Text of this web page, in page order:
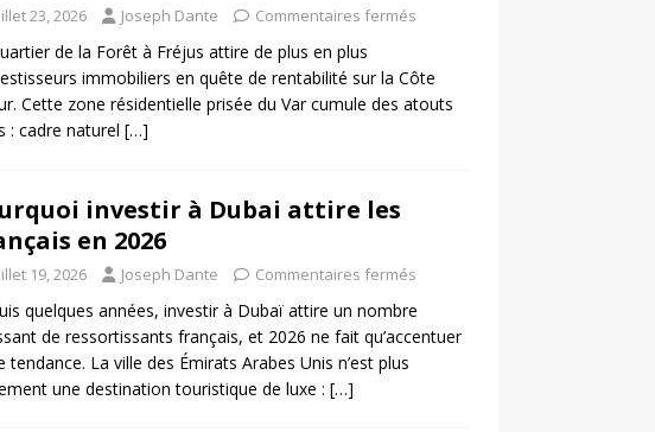
23, 2026 Joseph Dante Commentaires fermés
de la Forêt à Fréjus attire de plus en plus
immobiliers en quête de rentabilité sur la Côte
Cette zone résidentielle prisée du Var cumule des atouts
: cadre naturel […]
investir à Dubai attire les
en 2026
19, 2026 Joseph Dante Commentaires fermés
quelques années, investir à Dubaï attire un nombre
de ressortissants français, et 2026 ne fait qu’accentuer
tendance. La ville des Émirats Arabes Unis n’est plus
une destination touristique de luxe : […]